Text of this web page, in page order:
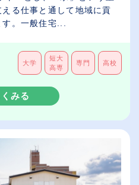
る仕事と通して地域に貢
す。一般住宅...
大学
短大
高専
専門 高校
みる